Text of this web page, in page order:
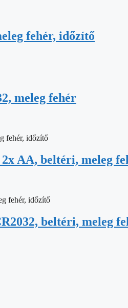
fehér, időzítő
meleg fehér
AA, beltéri, meleg
beltéri, meleg